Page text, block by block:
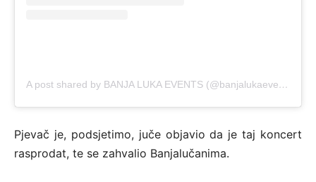
A post shared by BANJA LUKA EVENTS (@banjalukaevents)
Pjevač je, podsjetimo, juče objavio da je taj koncert
rasprodat, te se zahvalio Banjalučanima.